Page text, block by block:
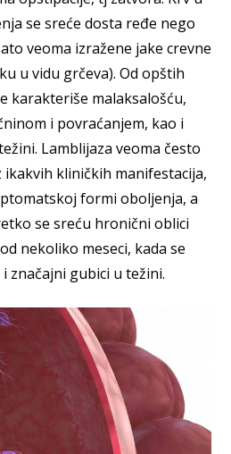
se sreće dosta ređe nego
veoma izražene jake crevne
u vidu grčeva). Od opštih
karakteriše malaksalošću,
i povraćanjem, kao i
Lamblijaza veoma često
kliničkih manifestacija,
formi oboljenja, a
se sreću hronični oblici
nekoliko meseci, kada se
značajni gubici u težini.